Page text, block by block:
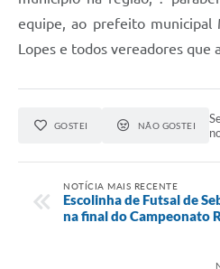
equipe, ao prefeito municipal
Lopes e todos vereadores que
GOSTEI NÃO GOSTEI
NOTÍCIA MAIS RECENTE
Escolinha de Futsal de
na final do Campeonato